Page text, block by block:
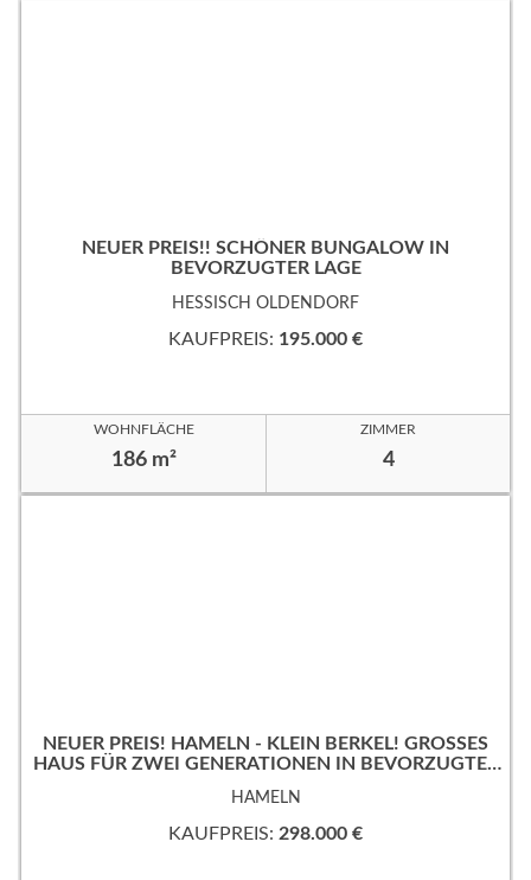
NEUER PREIS!! SCHÖNER BUNGALOW IN
BEVORZUGTER LAGE
HESSISCH OLDENDORF
KAUFPREIS: 195.000 €
WOHNFLÄCHE
186 m²
ZIMMER
4
NEUER PREIS! HAMELN - KLEIN BERKEL! GROSSES
HAUS FÜR ZWEI GENERATIONEN IN BEVORZUGTER
HAMELN
KAUFPREIS: 298.000 €